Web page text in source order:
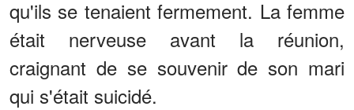
qu'ils se tenaient fermement. La femme
était nerveuse avant la réunion,
craignant de se souvenir de son mari
qui s'était suicidé.